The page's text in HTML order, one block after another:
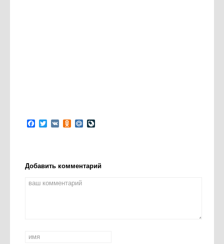
Facebook
Twitter
VK Odnoklassniki
Mail.Ru
Добавить комментарий